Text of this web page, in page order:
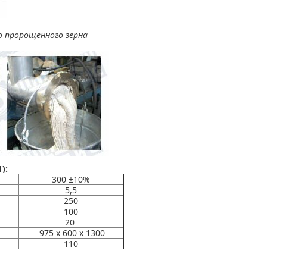
пророщенного зерна
300 ±10%
5,5
250
100
20
975 х 600 х 1300
110